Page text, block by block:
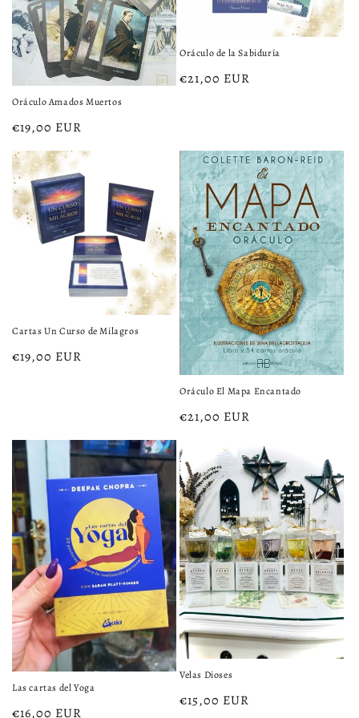
Oráculo Amados Muertos
Precio
habitual
€19,00 EUR
Oráculo de la Sabiduría
Precio
€21,00 EUR
Cartas Un Curso de Milagros
Precio
€19,00 EUR
Oráculo El Mapa Encantado
Precio
€21,00 EUR
Las cartas del Yoga
Precio
€16,00 EUR
Velas Dioses
Precio
€15,00 EUR